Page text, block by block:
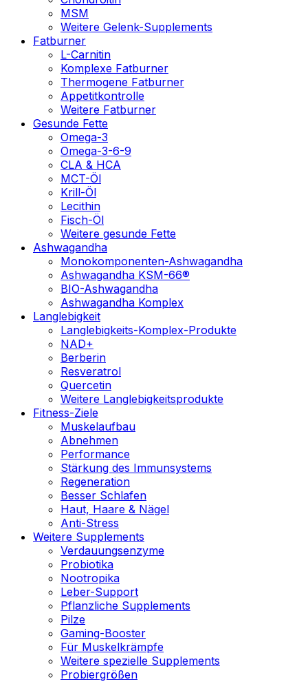
MSM
Weitere Gelenk-Supplements
Fatburner
L-Carnitin
Komplexe Fatburner
Thermogene Fatburner
Appetitkontrolle
Weitere Fatburner
Gesunde Fette
Omega-3
Omega-3-6-9
CLA & HCA
MCT-Öl
Krill-Öl
Lecithin
Fisch-Öl
Weitere gesunde Fette
Ashwagandha
Monokomponenten-Ashwagandha
Ashwagandha KSM-66®
BIO-Ashwagandha
Ashwagandha Komplex
Langlebigkeit
Langlebigkeits-Komplex-Produkte
NAD+
Berberin
Resveratrol
Quercetin
Weitere Langlebigkeitsprodukte
Fitness-Ziele
Muskelaufbau
Abnehmen
Performance
Stärkung des Immunsystems
Regeneration
Besser Schlafen
Haut, Haare & Nägel
Anti-Stress
Weitere Supplements
Verdauungsenzyme
Probiotika
Nootropika
Leber-Support
Pflanzliche Supplements
Pilze
Gaming-Booster
Für Muskelkrämpfe
Weitere spezielle Supplements
Probiergrößen